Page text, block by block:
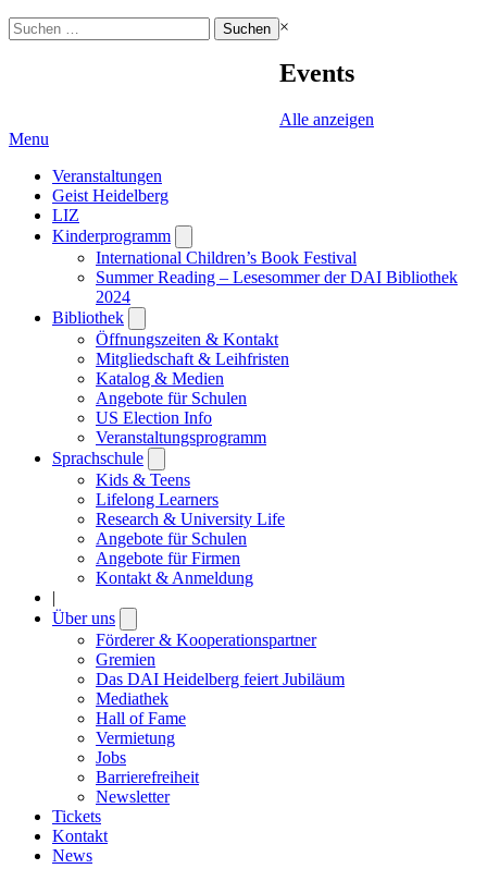
Suchen
nach:
×
Events
Alle anzeigen
Menu
Veranstaltungen
Geist Heidelberg
LIZ
Kinderprogramm
submenu
International Children’s Book Festival
Summer Reading – Lesesommer der DAI Bibliothek
2024
Bibliothek
submenu
Öffnungszeiten & Kontakt
Mitgliedschaft & Leihfristen
Katalog & Medien
Angebote für Schulen
US Election Info
Veranstaltungsprogramm
Sprachschule
submenu
Kids & Teens
Lifelong Learners
Research & University Life
Angebote für Schulen
Angebote für Firmen
Kontakt & Anmeldung
|
Über uns
submenu
Förderer & Kooperationspartner
Gremien
Das DAI Heidelberg feiert Jubiläum
Mediathek
Hall of Fame
Vermietung
Jobs
Barrierefreiheit
Newsletter
Tickets
Kontakt
News